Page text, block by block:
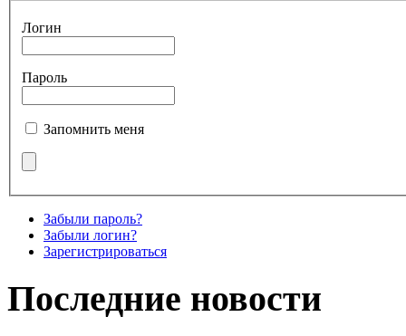
Логин
Пароль
Запомнить меня
Забыли пароль?
Забыли логин?
Зарегистрироваться
Последние новости